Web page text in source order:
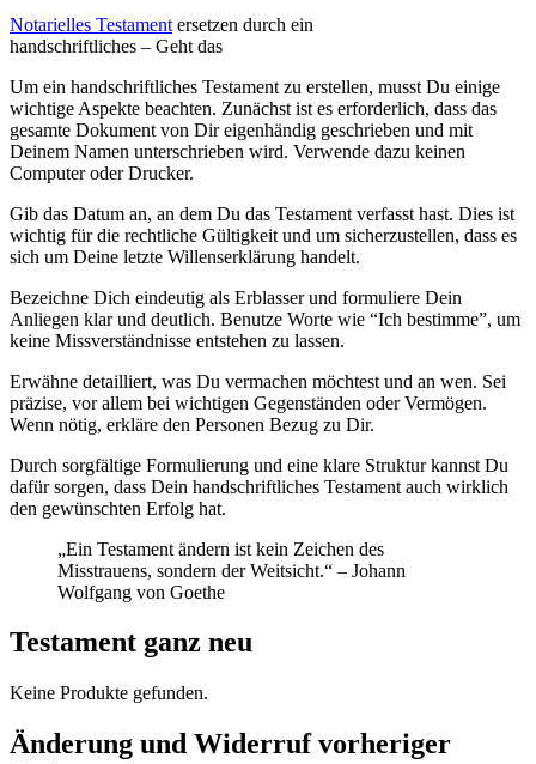
Notarielles Testament ersetzen durch ein
handschriftliches – Geht das
Um ein handschriftliches Testament zu erstellen, musst Du einige
wichtige Aspekte beachten. Zunächst ist es erforderlich, dass das
gesamte Dokument von Dir eigenhändig geschrieben und mit
Deinem Namen unterschrieben wird. Verwende dazu keinen
Computer oder Drucker.
Gib das Datum an, an dem Du das Testament verfasst hast. Dies ist
wichtig für die rechtliche Gültigkeit und um sicherzustellen, dass es
sich um Deine letzte Willenserklärung handelt.
Bezeichne Dich eindeutig als Erblasser und formuliere Dein
Anliegen klar und deutlich. Benutze Worte wie “Ich bestimme”, um
keine Missverständnisse entstehen zu lassen.
Erwähne detailliert, was Du vermachen möchtest und an wen. Sei
präzise, vor allem bei wichtigen Gegenständen oder Vermögen.
Wenn nötig, erkläre den Personen Bezug zu Dir.
Durch sorgfältige Formulierung und eine klare Struktur kannst Du
dafür sorgen, dass Dein handschriftliches Testament auch wirklich
den gewünschten Erfolg hat.
„Ein Testament ändern ist kein Zeichen des
Misstrauens, sondern der Weitsicht.“ – Johann
Wolfgang von Goethe
Testament ganz neu
Keine Produkte gefunden.
Änderung und Widerruf vorheriger